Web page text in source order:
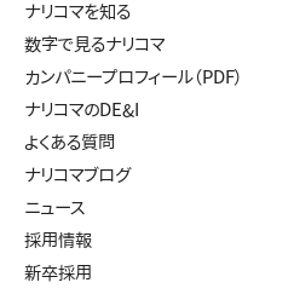
ナリコマを知る
数字で見るナリコマ
カンパニープロフィール（PDF）
ナリコマのDE&I
よくある質問
ナリコマブログ
ニュース
採用情報
新卒採用